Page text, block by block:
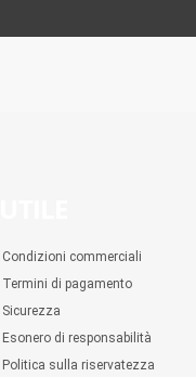
Condizioni commerciali
Termini di pagamento
Sicurezza
Esonero di responsabilità
Politica sulla riservatezza